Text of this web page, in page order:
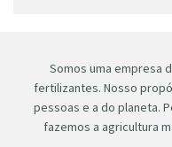
Somos uma empresa
fertilizantes. Nosso
pessoas e a do planeta.
fazemos a agricultura